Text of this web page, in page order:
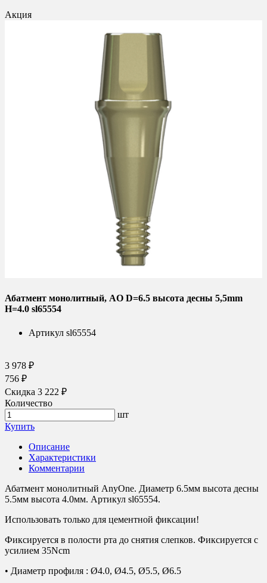
Акция
Абатмент монолитный, AO D=6.5 высота десны 5,5mm
H=4.0 sl65554
Артикул sl65554
3 978 ₽
756 ₽
Скидка 3 222 ₽
Количество
шт
Купить
Описание
Характеристики
Комментарии
Абатмент монолитный AnyOne. Диаметр 6.5мм высота десны
5.5мм высота 4.0мм. Артикул sl65554.
Использовать только для цементной фиксации!
Фиксируется в полости рта до снятия слепков. Фиксируется с
усилием 35Ncm
• Диаметр профиля : Ø4.0, Ø4.5, Ø5.5, Ø6.5